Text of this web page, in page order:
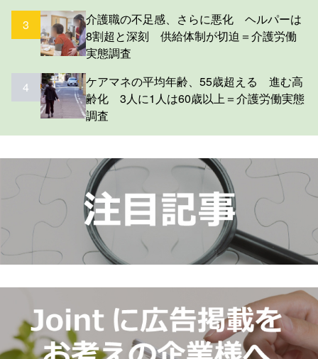
3
介護職の不足感、さらに悪化 ヘルパーは
8割超と深刻 供給体制が切迫＝介護労働
実態調査
4
ケアマネの平均年齢、55歳超える 進む高
齢化 3人に1人は60歳以上＝介護労働実態
調査